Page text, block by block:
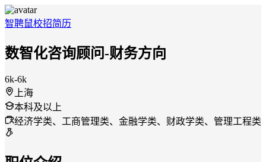
智聘鼠校招简历
数智化咨询顾问-财务方向
6k-6k
上海
本科及以上
经济学类、工商管理类、金融学类、财政学类、管理工程类